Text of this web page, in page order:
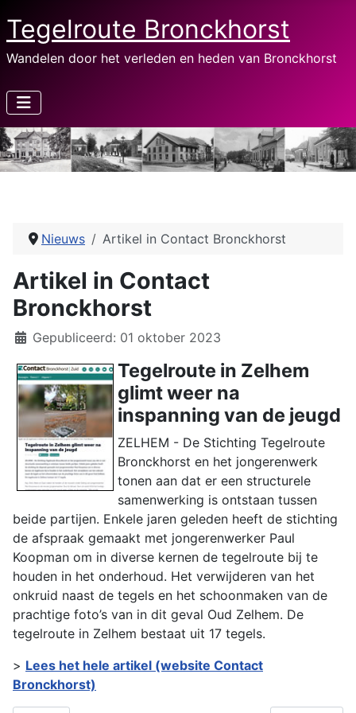
Tegelroute Bronckhorst
Wandelen door het verleden en heden van Bronckhorst
Nieuws Artikel in Contact Bronckhorst
Artikel in Contact
Bronckhorst
DetailsGepubliceerd: 01 oktober 2023
Tegelroute in Zelhem
glimt weer na
inspanning van de jeugd
ZELHEM - De Stichting Tegelroute
Bronckhorst en het jongerenwerk
tonen aan dat er een structurele
samenwerking is ontstaan tussen
beide partijen. Enkele jaren geleden heeft de stichting
de afspraak gemaakt met jongerenwerker Paul
Koopman om in diverse kernen de tegelroute bij te
houden in het onderhoud. Het verwijderen van het
onkruid naast de tegels en het schoonmaken van de
prachtige foto’s van in dit geval Oud Zelhem. De
tegelroute in Zelhem bestaat uit 17 tegels.
> Lees het hele artikel (website Contact
Bronckhorst)